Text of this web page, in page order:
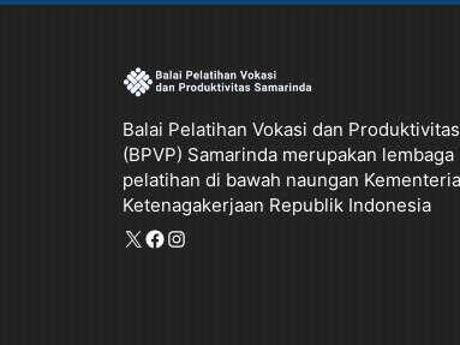
k
p
Balai Pelatihan Vokasi dan Produktivitas
(BPVP) Samarinda merupakan lembaga
pelatihan di bawah naungan
Ketenagakerjaan Republik Indonesia
X Facebook
Instagram